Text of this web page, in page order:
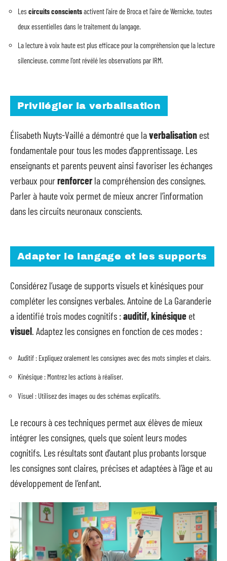
Les circuits conscientsactivent l’aire de Broca et l’aire de Wernicke, toutes
deux essentielles dans le traitement du langage.
La lecture à voix haute est plus efficace pour la compréhension que la lecture
silencieuse, comme l’ont révélé les observations par IRM.
Privilégier la verbalisation
Élisabeth Nuyts-Vaillé a démontré que laverbalisation est
fondamentale pour tous les modes d’apprentissage. Les
enseignants et parents peuvent ainsi favoriser les échanges
verbaux pourrenforcerla compréhension des consignes.
Parler à haute voix permet de mieux ancrer l’information
dans les circuits neuronaux conscients.
Adapter le langage et les supports
Considérez l’usage de supports visuels et kinésiques pour
compléter les consignes verbales. Antoine de La Garanderie
a identifié trois modes cognitifs :auditif, kinésique et
visuel. Adaptez les consignes en fonction de ces modes :
Auditif : Expliquez oralement les consignes avec des mots simples et clairs.
Kinésique : Montrez les actions à réaliser.
Visuel : Utilisez des images ou des schémas explicatifs.
Le recours à ces techniques permet aux élèves de mieux
intégrer les consignes, quels que soient leurs modes
cognitifs. Les résultats sont d’autant plus probants lorsque
les consignes sont claires, précises et adaptées à l’âge et au
développement de l’enfant.